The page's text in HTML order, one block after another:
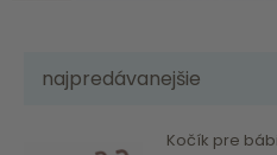
najpredávanejšie
Kočík pre